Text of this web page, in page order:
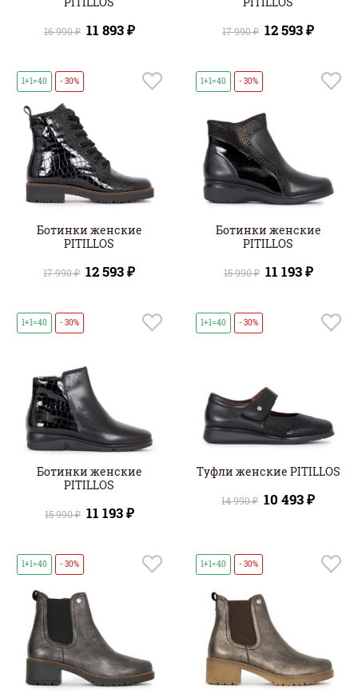
16 990 ₽ 11 893 ₽ 17 990 ₽ 12 593 ₽
1+1=40 - 30%
Ботинки женские
PITILLOS
17 990 ₽ 12 593 ₽
1+1=40 - 30%
Ботинки женские
PITILLOS
15 990 ₽ 11 193 ₽
1+1=40 - 30%
Ботинки женские
PITILLOS
15 990 ₽ 11 193 ₽
1+1=40 - 30%
Туфли женские PITILLOS
14 990 ₽ 10 493 ₽
1+1=40 - 30% 1+1=40 - 30%